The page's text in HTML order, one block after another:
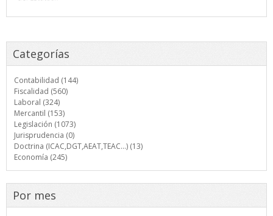
Categorías
Contabilidad (144)
Fiscalidad (560)
Laboral (324)
Mercantil (153)
Legislación (1073)
Jurisprudencia (0)
Doctrina (ICAC,DGT,AEAT,TEAC...) (13)
Economía (245)
Por mes